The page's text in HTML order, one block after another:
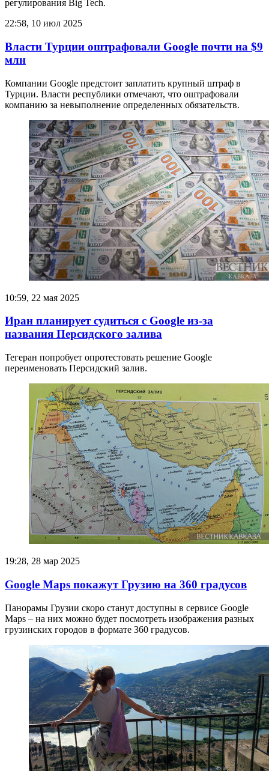
регулирования Big Tech.
22:58, 10 июл 2025
Власти Турции оштрафовали Google почти на $9
млн
Компании Google предстоит заплатить крупный штраф в
Турции. Власти республики отмечают, что оштрафовали
компанию за невыполнение определенных обязательств.
10:59, 22 мая 2025
Иран планирует судиться с Google из-за
названия Персидского залива
Тегеран попробует опротестовать решение Google
переименовать Персидский залив.
19:28, 28 мар 2025
Google Maps покажут Грузию на 360 градусов
Панорамы Грузии скоро станут доступны в сервисе Google
Maps – на них можно будет посмотреть изображения разных
грузинских городов в формате 360 градусов.